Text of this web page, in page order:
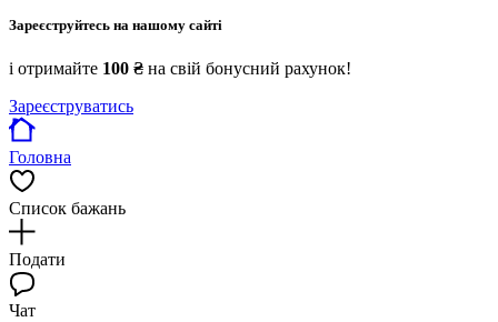
Зареєструйтесь на нашому сайті
і отримайте 100 ₴ на свій бонусний рахунок!
Зареєструватись
Головна
Список бажань
Подати
Чат